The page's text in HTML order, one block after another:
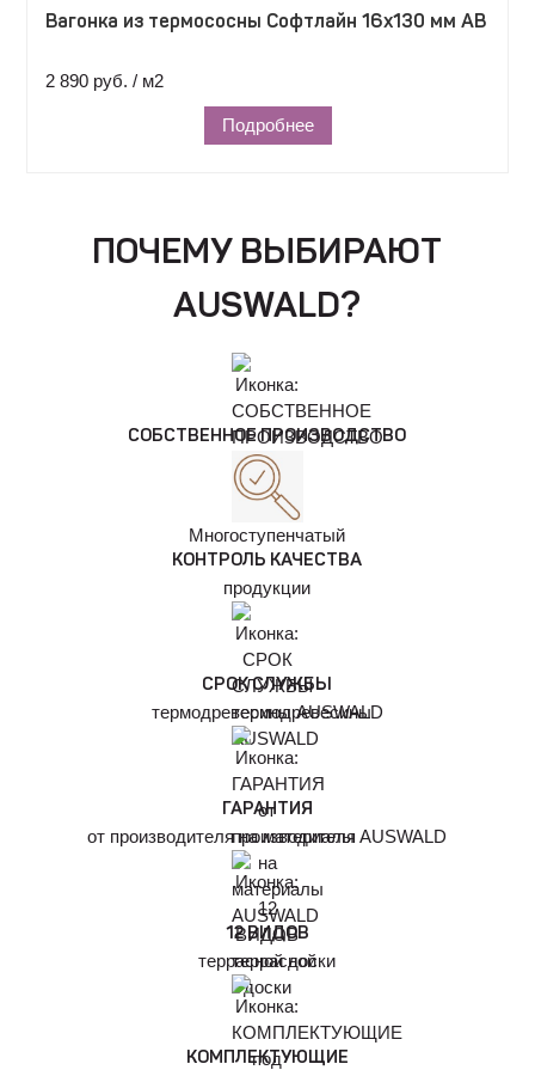
Вагонка из термососны Софтлайн 16х130 мм АВ
2 890 руб. / м2
Подробнее
ПОЧЕМУ ВЫБИРАЮТ
AUSWALD?
СОБСТВЕННОЕ ПРОИЗВОДСТВО
Многоступенчатый
КОНТРОЛЬ КАЧЕСТВА
продукции
СРОК СЛУЖБЫ
термодревесины AUSWALD
ГАРАНТИЯ
от производителя на материалы AUSWALD
12 ВИДОВ
террасной доски
КОМПЛЕКТУЮЩИЕ